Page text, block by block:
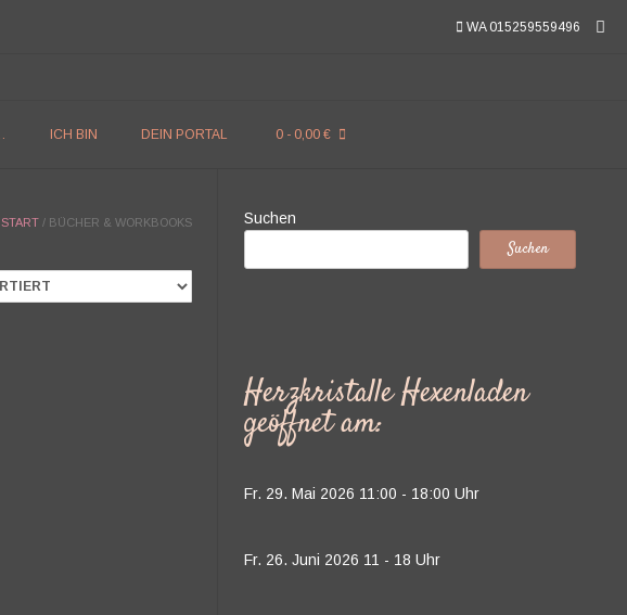
WA 015259559496
ICH BIN DEIN PORTAL 0 - 0,00 €
START / BÜCHER & WORKBOOKS Suchen
Suchen
Herzkristalle Hexenladen
geöffnet am:
Fr. 29. Mai 2026 11:00 - 18:00 Uhr
Fr. 26. Juni 2026 11 - 18 Uhr